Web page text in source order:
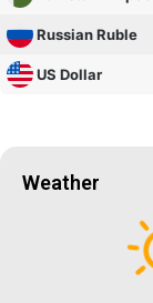
Russian Ruble
US Dollar
Weather